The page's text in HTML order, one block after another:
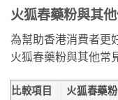
火狐春藥粉與其
為幫助香港消費者更
火狐春藥粉與其他常
比較項目 火狐春藥粉